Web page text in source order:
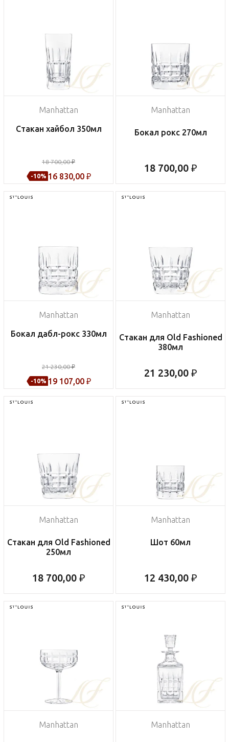
Manhattan
Стакан хайбол 350мл
18 700,00 ₽
-10% 16 830,00 ₽
Manhattan
Бокал рокс 270мл
18 700,00 ₽
Manhattan
Бокал дабл-рокс 330мл
21 230,00 ₽
-10% 19 107,00 ₽
Manhattan
Стакан для Old Fashioned
380мл
21 230,00 ₽
Manhattan
Стакан для Old Fashioned
250мл
18 700,00 ₽
Manhattan
Шот 60мл
12 430,00 ₽
Manhattan Manhattan